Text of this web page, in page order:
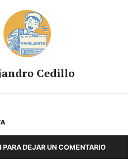
Cedillo
PARA DEJAR UN COMENTARIO